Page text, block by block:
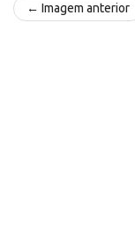
← Imagem anterior